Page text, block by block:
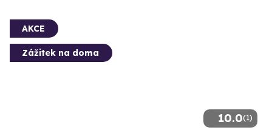
10.0(1)
AKCE
Zážitek na doma